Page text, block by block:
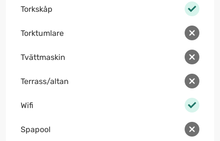
Torkskåp
Torktumlare
Tvättmaskin
Terrass/altan
Wifi
Spapool